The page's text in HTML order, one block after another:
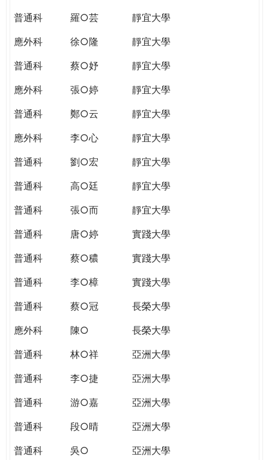
普通科
羅○芸
靜宜大學
應外科
徐○隆
靜宜大學
普通科
蔡○妤
靜宜大學
應外科
張○婷
靜宜大學
普通科
鄭○云
靜宜大學
應外科
李○心
靜宜大學
普通科
劉○宏
靜宜大學
普通科
高○廷
靜宜大學
普通科
張○而
靜宜大學
普通科
唐○婷
實踐大學
普通科
蔡○穠
實踐大學
普通科
李○樟
實踐大學
普通科
蔡○冠
長榮大學
應外科
陳○
長榮大學
普通科
林○祥
亞洲大學
普通科
李○捷
亞洲大學
普通科
游○嘉
亞洲大學
普通科
段○晴
亞洲大學
普通科
吳○ 亞洲大學